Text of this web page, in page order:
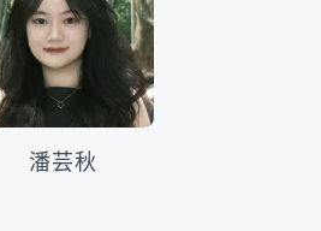
潘芸秋